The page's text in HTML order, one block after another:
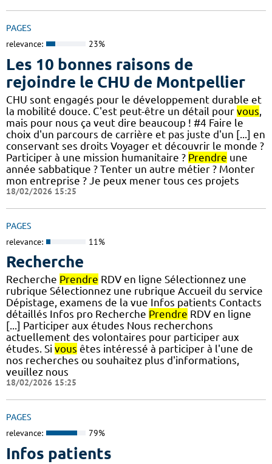
PAGES
relevance: 23%
Les 10 bonnes raisons de
rejoindre le CHU de Montpellier
CHU sont engagés pour le développement durable et
la mobilité douce. C'est peut-être un détail pour vous,
mais pour nous ça veut dire beaucoup ! #4 Faire le
choix d'un parcours de carrière et pas juste d'un [...] en
conservant ses droits Voyager et découvrir le monde ?
Participer à une mission humanitaire ? Prendre une
année sabbatique ? Tenter un autre métier ? Monter
mon entreprise ? Je peux mener tous ces projets
18/02/2026 15:25
PAGES
relevance: 11%
Recherche
Recherche Prendre RDV en ligne Sélectionnez une
rubrique Sélectionnez une rubrique Accueil du service
Dépistage, examens de la vue Infos patients Contacts
détaillés Infos pro Recherche Prendre RDV en ligne
[...] Participer aux études Nous recherchons
actuellement des volontaires pour participer aux
études. Si vous êtes intéressé à participer à l'une de
nos recherches ou souhaitez plus d'informations,
veuillez nous
18/02/2026 15:25
PAGES
relevance: 79%
Infos patients